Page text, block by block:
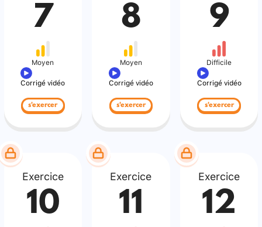
7
Moyen
Corrigé vidéo
s'exercer
8
Moyen
Corrigé vidéo
s'exercer
9
Difficile
Corrigé vidéo
s'exercer
Exercice
10
Exercice
11
Exercice
12